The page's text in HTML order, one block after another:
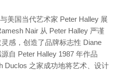
美国当代艺术家 Peter Halley 展
Nair 从 Peter Halley 严谨
感，创造了品牌标志性 Diane
自 Peter Halley 1987 年作品
Duclos 之家成功地将艺术、设计